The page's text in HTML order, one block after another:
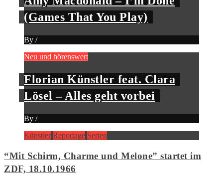
(Games That You Play)
By /
Neu und hörenswert
Florian Künstler feat. Clara
Lösel – Alles geht vorbei
By /
Künstler Reportage Serien
“Mit Schirm, Charme und Melone” startet im
ZDF, 18.10.1966